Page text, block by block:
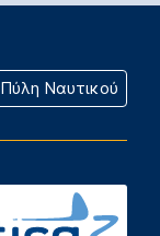
Πύλη Ναυτικού